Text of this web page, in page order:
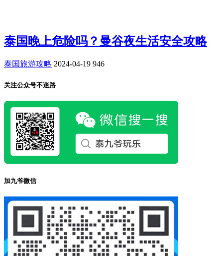
泰国晚上危险吗？曼谷夜生活安全攻略
泰国旅游攻略 2024-04-19 946
关注公众号不迷路
加九爷微信